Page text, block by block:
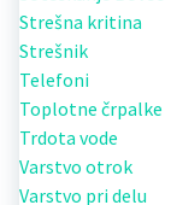
Strešna kritina
Strešnik
Telefoni
Toplotne črpalke
Trdota vode
Varstvo otrok
Varstvo pri delu